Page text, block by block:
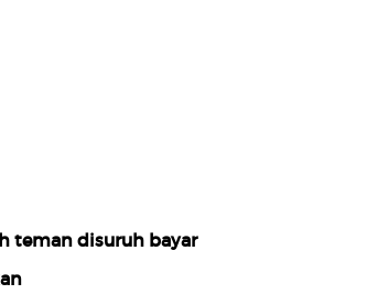
teman disuruh bayar